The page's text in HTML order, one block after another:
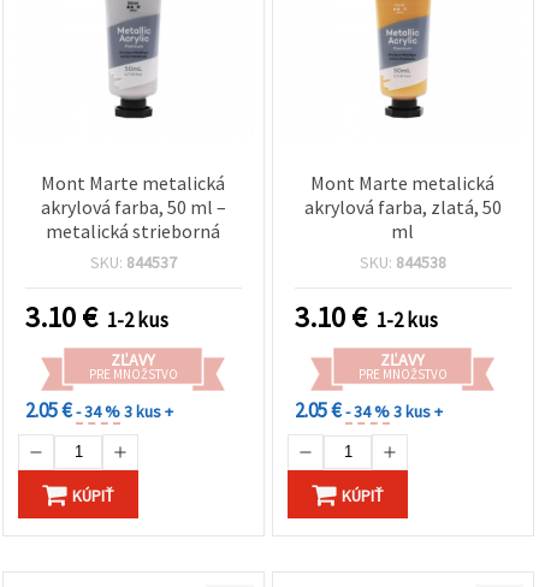
Mont Marte metalická
akrylová farba, 50 ml –
metalická strieborná
SKU: 844537
3.10€ 1-2 kus
ZĽAVY
PRE MNOŽSTVO
2.05 €- 34 %3 kus +
KÚPIŤ
Mont Marte metalická
akrylová farba, zlatá, 50
ml
SKU: 844538
3.10€ 1-2 kus
ZĽAVY
PRE MNOŽSTVO
2.05 €- 34 %3 kus +
KÚPIŤ